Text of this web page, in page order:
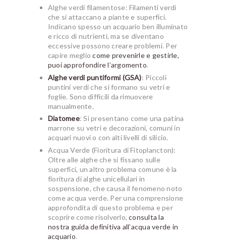
Alghe verdi filamentose: Filamenti verdi
che si attaccano a piante e superfici.
Indicano spesso un acquario ben illuminato
e ricco di nutrienti, ma se diventano
eccessive possono creare problemi. Per
capire megliocome prevenirle e gestirle,
puoi approfondire l’argomento.
Alghe verdi puntiformi (GSA): Piccoli
puntini verdi che si formano su vetri e
foglie. Sono difficili da rimuovere
manualmente.
Diatomee: Si presentano come una patina
marrone su vetri e decorazioni, comuni in
acquari nuovi o con alti livelli di silicio.
Acqua Verde (Fioritura di Fitoplancton):
Oltre alle alghe che si fissano sulle
superfici, un altro problema comune è la
fioritura di alghe unicellulari in
sospensione, che causa il fenomeno noto
come acqua verde. Per una comprensione
approfondita di questo problema e per
scoprire come risolverlo,consulta la
nostra guida definitiva all’acqua verde in
acquario.